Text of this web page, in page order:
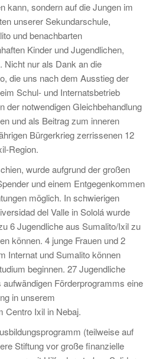
kann, sondern auf die Jungen im
unserer Sekundarschule,
und benachbarten
Kinder und Jugendlichen,
Nicht nur als Dank an die
die uns nach dem Ausstieg der
Schul- und Internatsbetrieb
der notwendigen Gleichbehandlung
und als Beitrag zum inneren
Bürgerkrieg zerrissenen 12
Region.
wurde aufgrund der großen
und einem Entgegenkommen
möglich. In schwierigen
del Valle in Sololá wurde
6 Jugendliche aus Sumalito/Ixil zu
können. 4 junge Frauen und 2
Internat und Sumalito können
beginnen. 27 Jugendliche
Förderprogramms eine
in unserem
Centro Ixil in Nebaj.
(teilweise auf
Stiftung vor große finanzielle